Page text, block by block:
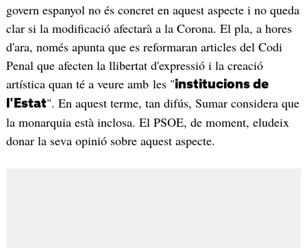
govern espanyol no és concret en aquest aspecte i no queda
clar si la modificació afectarà a la Corona. El pla, a hores
d'ara, només apunta que es reformaran articles del Codi
Penal que afecten la llibertat d'expressió i la creació
artística quan té a veure amb les "institucions de
l'Estat". En aquest terme, tan difús, Sumar considera que
la monarquia està inclosa. El PSOE, de moment, eludeix
donar la seva opinió sobre aquest aspecte.